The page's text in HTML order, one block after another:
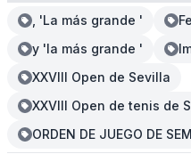
, 'La más grande '
y 'la más grande '
XXVIII Open de Sevilla
XXVIII Open de tenis de
ORDEN DE JUEGO DE